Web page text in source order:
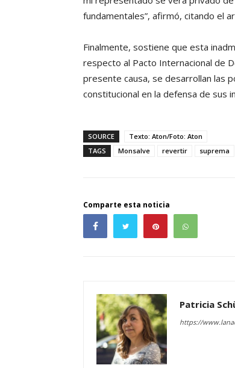
fundamentales”, afirmó, citando el
Finalmente, sostiene que esta
respecto al Pacto Internacional de
presente causa, se desarrollan las
constitucional en la defensa de sus
SOURCE
Texto: Aton/Foto: Aton
TAGS
Monsalve revertir suprema
Comparte esta noticia
Patricia
https://